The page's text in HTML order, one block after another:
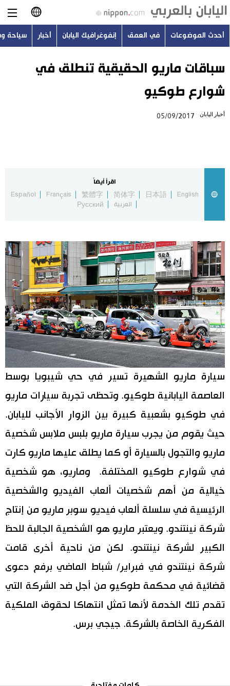
日本語
English
Русский
أحدث الموضوعات
اليابان في فيديو
مانغا وأنيمي
علوم وتكنولوجيا
الأقسام
صور
أشخاص
تجارب وآراء
سياسة
مجتمع
لايف ستايل
إعلان
الأكثر تفاعلا
اللغة اليابانية
هو وهي
تواصل معنا
أحدث الموضوعات في العمق إنفوغرافيك اليابان أخبار سياحة
سباقات ماريو الحقيقية تنطلق في
شوارع طوكيو
أخبار اليابان 05/09/2017
اقرأ أيضاً
English
日本語
简体字
繁體字
Français
Español
العربية
Русский
سيارة ماريو الشهيرة تسير في حي شيبويا بوسط
العاصمة اليابانية طوكيو. وتحظى تجربة سيارات ماريو
في طوكيو بشعبية كبيرة بين الزوار الأجانب لليابان.
حيث يقوم من يجرب سيارة ماريو بلبس ملابس شخصية
ماريو والتجول بالسيارة أو كما يطلق عليها ماريو كارت
في شوارع طوكيو المختلفة. وماريو، هو شخصية
خيالية من أهم شخصيات ألعاب الفيديو والشخصية
الرئيسية في سلسلة ألعاب فيديو سوبر ماريو من إنتاج
شركة نينتندو. ويعتبر ماريو هو الشخصية الجالبة للحظ
الكبير لشركة نينتندو. لكن من ناحية أخرى قامت
شركة نينتندو في فبراير/ شباط الماضي برفع دعوى
قضائية في محكمة طوكيو من أجل ضد الشركة التي
تقدم تلك الخدمة لأنها تمثل انتهاكا لحقوق الملكية
الفكرية الخاصة بالشركة. جيجي برس.